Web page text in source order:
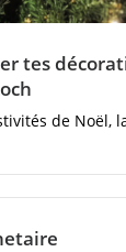
tes
de Noël,